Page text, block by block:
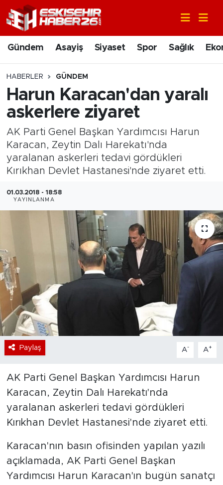
Gündem Asayiş Siyaset Spor Sağlık
HABERLER GÜNDEM
Harun Karacan'dan yaralı
askerlere ziyaret
AK Parti Genel Başkan Yardımcısı Harun
Karacan, Zeytin Dalı Harekatı'nda
yaralanan askerleri tedavi gördükleri
Kırıkhan Devlet Hastanesi'nde ziyaret etti.
01.03.2018 - 18:58
YAYINLANMA
Paylaş A- A+
AK Parti Genel Başkan Yardımcısı Harun
Karacan, Zeytin Dalı Harekatı'nda
yaralanan askerleri tedavi gördükleri
Kırıkhan Devlet Hastanesi'nde ziyaret etti.
Karacan'nın basın ofisinden yapılan yazılı
açıklamada, AK Parti Genel Başkan
Yardımcısı Harun Karacan'ın bugün sanatçı
Gündem
Asayiş
Spor
Sağlık
Ekonomi
Eğitim
Magazin
Dünya
Sektör
Nöbetçi Eczaneler
Hava Durumu
Trafik Durumu
Süper Lig Puan Durumu ve Fikstür
Tüm Manşetler
Son Dakika Haberleri
Haber Arşivi